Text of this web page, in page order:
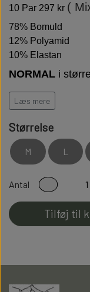
10 Par 297 kr (
78% Bomuld
12% Polyamid
10% Elastan
NORMAL i
at bruge
GIANVAGLIA står
Luksus Boxershorts.
bæredygtighed.
Høj kvalitet
Fladsømmet
Læs mere
Størrelse
M L
Antal
Tilføj til